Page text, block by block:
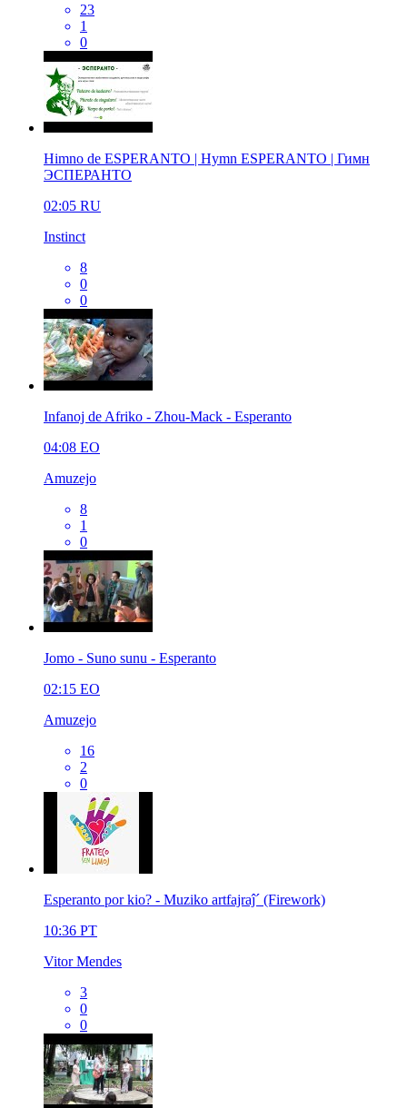
23
1
0
Himno de ESPERANTO | Hymn ESPERANTO | Гимн
ЭСПЕРАНТО
02:05 RU
Instinct
8
0
0
Infanoj de Afriko - Zhou-Mack - Esperanto
04:08 EO
Amuzejo
8
1
0
Jomo - Suno sunu - Esperanto
02:15 EO
Amuzejo
16
2
0
Esperanto por kio? - Muziko artfajraĵ´ (Firework)
10:36 PT
Vitor Mendes
3
0
0